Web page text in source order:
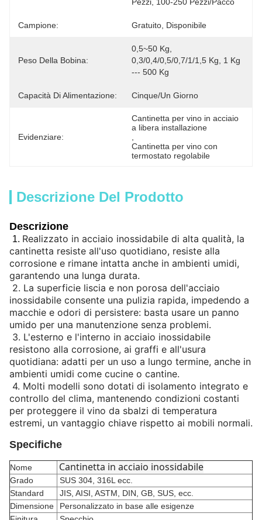
Campione: Gratuito, Disponibile
Peso Della Bobina:
0,5~50 Kg,
0,3/0,4/0,5/0,7/1/1,5 Kg, 1 Kg
--- 500 Kg
Capacità Di Alimentazione: Cinque/un Giorno
Evidenziare:
Cantinetta per vino in acciaio
a libera installazione
Cantinetta per vino con
termostato regolabile
Descrizione Del Prodotto
Descrizione
1. Realizzato in acciaio inossidabile di alta qualità, la
cantinetta resiste all'uso quotidiano, resiste alla
corrosione e rimane intatta anche in ambienti umidi,
garantendo una lunga durata.
2. La superficie liscia e non porosa dell'acciaio
inossidabile consente una pulizia rapida, impedendo a
macchie e odori di persistere: basta usare un panno
umido per una manutenzione senza problemi.
3. L'esterno e l'interno in acciaio inossidabile
resistono alla corrosione, ai graffi e all'usura
quotidiana: adatti per un uso a lungo termine, anche in
ambienti umidi come cucine o cantine.
4. Molti modelli sono dotati di isolamento integrato e
controllo del clima, mantenendo condizioni costanti
per proteggere il vino da sbalzi di temperatura
estremi, un vantaggio chiave rispetto ai mobili normali.
Specifiche
Nome Cantinetta in acciaio inossidabile
Grado
SUS 304, 316L ecc.
Standard
JIS, AISI, ASTM, DIN, GB, SUS, ecc.
Dimensione
Personalizzato in base alle esigenze